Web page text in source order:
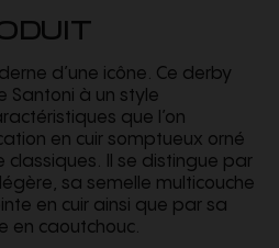
d’une icône. Ce derby
Santoni à un style
que l’on
en cuir somptueux orné
Il se distingue par
sa semelle multicouche
en cuir ainsi que par sa
en caoutchouc.